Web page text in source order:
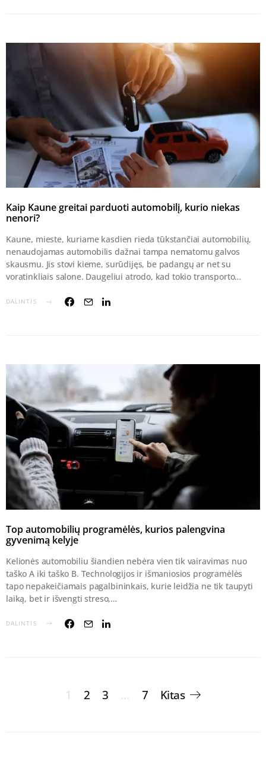
Kaip Kaune greitai parduoti automobilį, kurio niekas
nenori?
Kaune, mieste, kuriame kasdien rieda tūkstančiai automobilių,
nenaudojamas automobilis dažnai tampa nematomu galvos
skausmu. Jis stovi kieme, surūdijęs, be padangų ar net su
voratinkliais salone. Daugeliui atrodo, kad tokio transporto…
DALINTIS
Top automobilių programėlės, kurios palengvina
gyvenimą kelyje
Kelionės automobiliu šiandien nebėra vien tik vairavimas nuo
taško A iki taško B. Technologijos ir išmaniosios programėlės
tapo nepakeičiamais pagalbininkais, kurie leidžia ne tik taupyti
laiką, bet ir išvengti streso,…
DALINTIS
Įrašų
puslapiavimas
1 2 3 … 7 Kitas